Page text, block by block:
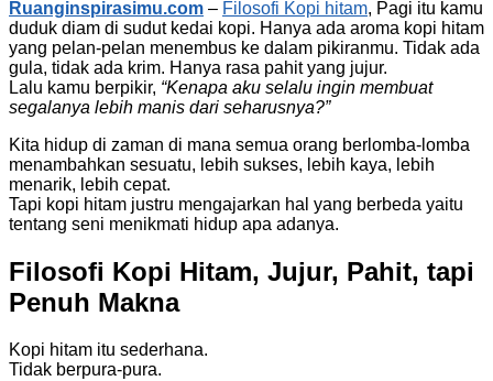
Ruanginspirasimu.com – Filosofi Kopi hitam, Pagi itu kamu
duduk diam di sudut kedai kopi. Hanya ada aroma kopi hitam
yang pelan-pelan menembus ke dalam pikiranmu. Tidak ada
gula, tidak ada krim. Hanya rasa pahit yang jujur.
Lalu kamu berpikir, “Kenapa aku selalu ingin membuat
segalanya lebih manis dari seharusnya?”
Kita hidup di zaman di mana semua orang berlomba-lomba
menambahkan sesuatu, lebih sukses, lebih kaya, lebih
menarik, lebih cepat.
Tapi kopi hitam justru mengajarkan hal yang berbeda yaitu
tentang seni menikmati hidup apa adanya.
Filosofi Kopi Hitam, Jujur, Pahit, tapi
Penuh Makna
Kopi hitam itu sederhana.
Tidak berpura-pura.